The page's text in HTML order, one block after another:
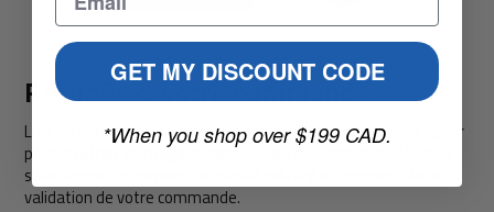
Récupérez votre commande
Lors de votre commande sur notre site web, vous pouvez opter
pour le retrait en magasin dans l'un de nos entrepôts. Veuillez
sélectionner votre point de retrait préféré au moment de la
validation de votre commande.
GET MY DISCOUNT CODE
*When you shop over $199 CAD.